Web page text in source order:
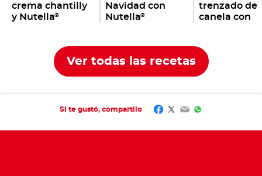
crema chantilly
y Nutella®
Navidad con
Nutella®
trenzado de
canela con
Ver todas las recetas
Si te gustó, compartilo Facebook
Twitter
EmailWhatsApp